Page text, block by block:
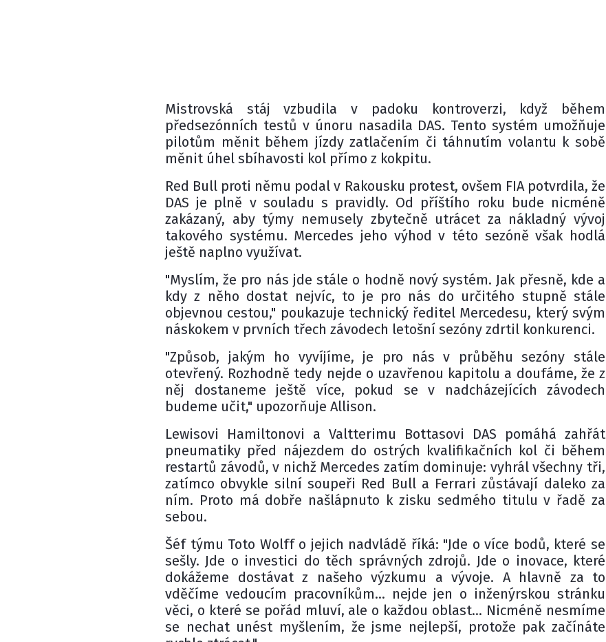
Mistrovská stáj vzbudila v padoku kontroverzi, když během
předsezónních testů v únoru nasadila DAS. Tento systém umožňuje
pilotům měnit během jízdy zatlačením či táhnutím volantu k sobě
měnit úhel sbíhavosti kol přímo z kokpitu.
Red Bull proti němu podal v Rakousku protest, ovšem FIA potvrdila, že
DAS je plně v souladu s pravidly. Od příštího roku bude nicméně
zakázaný, aby týmy nemusely zbytečně utrácet za nákladný vývoj
takového systému. Mercedes jeho výhod v této sezóně však hodlá
ještě naplno využívat.
"Myslím, že pro nás jde stále o hodně nový systém. Jak přesně, kde a
kdy z něho dostat nejvíc, to je pro nás do určitého stupně stále
objevnou cestou," poukazuje technický ředitel Mercedesu, který svým
náskokem v prvních třech závodech letošní sezóny zdrtil konkurenci.
"Způsob, jakým ho vyvíjíme, je pro nás v průběhu sezóny stále
otevřený. Rozhodně tedy nejde o uzavřenou kapitolu a doufáme, že z
něj dostaneme ještě více, pokud se v nadcházejících závodech
budeme učit," upozorňuje Allison.
Lewisovi Hamiltonovi a Valtterimu Bottasovi DAS pomáhá zahřát
pneumatiky před nájezdem do ostrých kvalifikačních kol či během
restartů závodů, v nichž Mercedes zatím dominuje: vyhrál všechny tři,
zatímco obvykle silní soupeři Red Bull a Ferrari zůstávají daleko za
ním. Proto má dobře našlápnuto k zisku sedmého titulu v řadě za
sebou.
Šéf týmu Toto Wolff o jejich nadvládě říká: "Jde o více bodů, které se
sešly. Jde o investici do těch správných zdrojů. Jde o inovace, které
dokážeme dostávat z našeho výzkumu a vývoje. A hlavně za to
vděčíme vedoucím pracovníkům... nejde jen o inženýrskou stránku
věci, o které se pořád mluví, ale o každou oblast... Nicméně nesmíme
se nechat unést myšlením, že jsme nejlepší, protože pak začínáte